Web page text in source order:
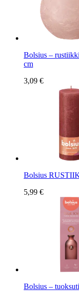
Bolsius –
cm
3,09 €
Bolsius
5,99 €
Bolsius –